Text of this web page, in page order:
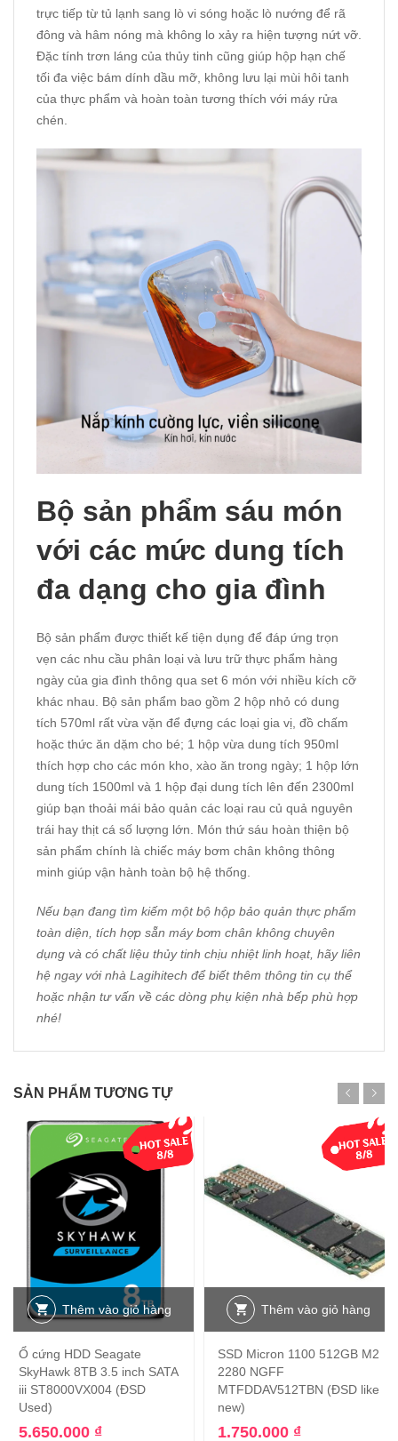
trực tiếp từ tủ lạnh sang lò vi sóng hoặc lò nướng để rã
đông và hâm nóng mà không lo xảy ra hiện tượng nứt vỡ.
Đặc tính trơn láng của thủy tinh cũng giúp hộp hạn chế
tối đa việc bám dính dầu mỡ, không lưu lại mùi hôi tanh
của thực phẩm và hoàn toàn tương thích với máy rửa
chén.
Bộ sản phẩm sáu món
với các mức dung tích
đa dạng cho gia đình
Bộ sản phẩm được thiết kế tiện dụng để đáp ứng trọn
vẹn các nhu cầu phân loại và lưu trữ thực phẩm hàng
ngày của gia đình thông qua set 6 món với nhiều kích cỡ
khác nhau. Bộ sản phẩm bao gồm 2 hộp nhỏ có dung
tích 570ml rất vừa vặn để đựng các loại gia vị, đồ chấm
hoặc thức ăn dặm cho bé; 1 hộp vừa dung tích 950ml
thích hợp cho các món kho, xào ăn trong ngày; 1 hộp lớn
dung tích 1500ml và 1 hộp đại dung tích lên đến 2300ml
giúp bạn thoải mái bảo quản các loại rau củ quả nguyên
trái hay thịt cá số lượng lớn. Món thứ sáu hoàn thiện bộ
sản phẩm chính là chiếc máy bơm chân không thông
minh giúp vận hành toàn bộ hệ thống.
Nếu bạn đang tìm kiếm một bộ hộp bảo quản thực phẩm
toàn diện, tích hợp sẵn máy bơm chân không chuyên
dụng và có chất liệu thủy tinh chịu nhiệt linh hoạt, hãy liên
hệ ngay với nhà Lagihitech để biết thêm thông tin cụ thể
hoặc nhận tư vấn về các dòng phụ kiện nhà bếp phù hợp
nhé!
SẢN PHẨM TƯƠNG TỰ
Thêm vào giỏ hàng
Ổ cứng HDD Seagate
SkyHawk 8TB 3.5 inch SATA
iii ST8000VX004 (ĐSD
Used)
5.650.000 ₫
Thêm vào giỏ hàng
SSD Micron 1100 512GB M2
2280 NGFF
MTFDDAV512TBN (ĐSD like
new)
1.750.000 ₫